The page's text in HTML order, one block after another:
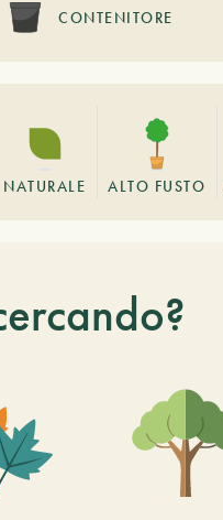
CONTENITORE
NATURALE ALTO FUSTO